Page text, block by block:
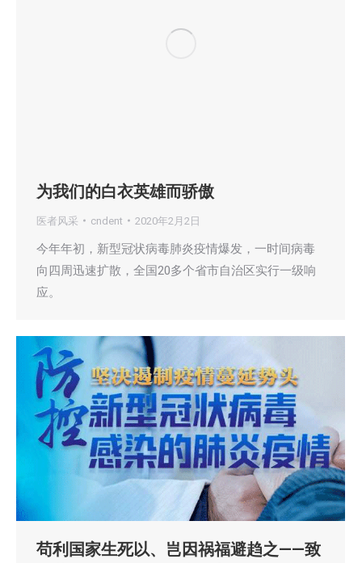
为我们的白衣英雄而骄傲
医者风采 cndent 2020年2月2日
今年年初，新型冠状病毒肺炎疫情爆发，一时间病毒
向四周迅速扩散，全国20多个省市自治区实行一级响
应。
苟利国家生死以、岂因祸福避趋之——致